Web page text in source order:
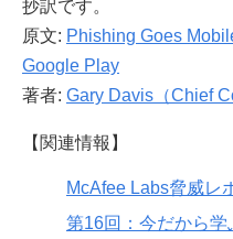
抄訳です。
原文: Phishing Goes
Google Play
著者: Gary Davis（Chief
【関連情報】
McAfee Labs脅威レ
第16回：今だから学